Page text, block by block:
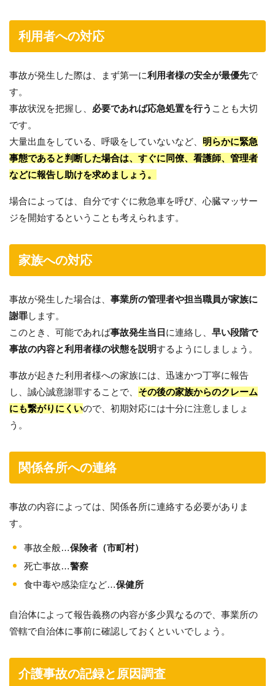
利用者への対応
事故が発生した際は、まず第一に利用者様の安全が最優先で
す。
事故状況を把握し、 必要であれば応急処置を行う ことも大切
です。
大量出血をしている、呼吸をしていないなど、 明らかに緊急
事態であると判断した場合は、すぐに同僚、看護師、管理者
などに報告し助けを求めましょう。
場合によっては、自分ですぐに救急車を呼び、心臓マッサー
ジを開始するということも考えられます。
家族への対応
事故が発生した場合は、 事業所の管理者や担当職員が家族に
謝罪します。
このとき、可能であれば事故発生当日 に連絡し、 早い段階で
事故の内容と利用者様の状態を説明するようにしましょう。
事故が起きた利用者様への家族には、迅速かつ丁寧に報告
し、誠心誠意謝罪することで、 その後の家族からのクレーム
にも繋がりにくいので、初期対応には十分に注意しましょ
う。
関係各所への連絡
事故の内容によっては、関係各所に連絡する必要がありま
す。
事故全般…保険者（市町村）
死亡事故…警察
食中毒や感染症など…保健所
自治体によって報告義務の内容が多少異なるので、事業所の
管轄で自治体に事前に確認しておくといいでしょう。
介護事故の記録と原因調査